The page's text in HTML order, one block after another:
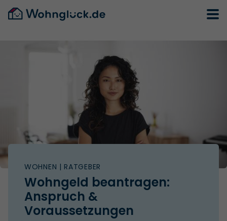
WOHNEN | RATGEBER
Wohngeld beantragen:
Anspruch &
Voraussetzungen